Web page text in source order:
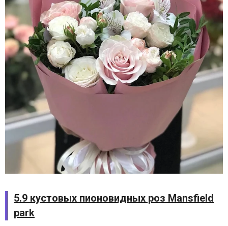
5.9 кустовых пионовидных роз Mansfield
park